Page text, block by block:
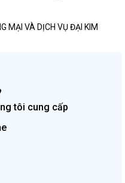
MẠI VÀ DỊCH VỤ ĐẠI KIM
tôi cung cấp